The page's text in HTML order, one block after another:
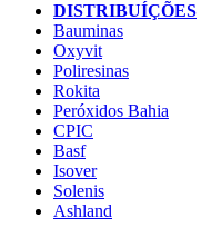
DISTRIBUÍÇÕES
Bauminas
Oxyvit
Poliresinas
Rokita
Peróxidos Bahia
CPIC
Basf
Isover
Solenis
Ashland